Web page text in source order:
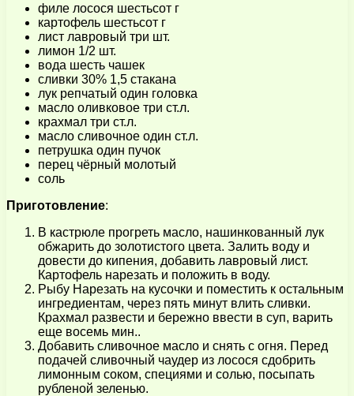
филе лосося шестьсот г
картофель шестьсот г
лист лавровый три шт.
лимон 1/2 шт.
вода шесть чашек
сливки 30% 1,5 стакана
лук репчатый один головка
масло оливковое три ст.л.
крахмал три ст.л.
масло сливочное один ст.л.
петрушка один пучок
перец чёрный молотый
соль
Приготовление:
В кастрюле прогреть масло, нашинкованный лук
обжарить до золотистого цвета. Залить воду и
довести до кипения, добавить лавровый лист.
Картофель нарезать и положить в воду.
Рыбу Нарезать на кусочки и поместить к остальным
ингредиентам, через пять минут влить сливки.
Крахмал развести и бережно ввести в суп, варить
еще восемь мин..
Добавить сливочное масло и снять с огня. Перед
подачей сливочный чаудер из лосося сдобрить
лимонным соком, специями и солью, посыпать
рубленой зеленью.